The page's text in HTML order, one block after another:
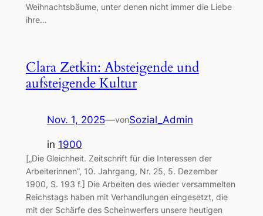
Weihnachtsbäume, unter denen nicht immer die Liebe
ihre…
Clara Zetkin: Absteigende und
aufsteigende Kultur
Nov. 1, 2025—vonSozial_Admin
in 1900
[„Die Gleichheit. Zeitschrift für die Interessen der
Arbeiterinnen”, 10. Jahrgang, Nr. 25, 5. Dezember
1900, S. 193 f.] Die Arbeiten des wieder versammelten
Reichstags haben mit Verhandlungen eingesetzt, die
mit der Schärfe des Scheinwerfers unsere heutigen